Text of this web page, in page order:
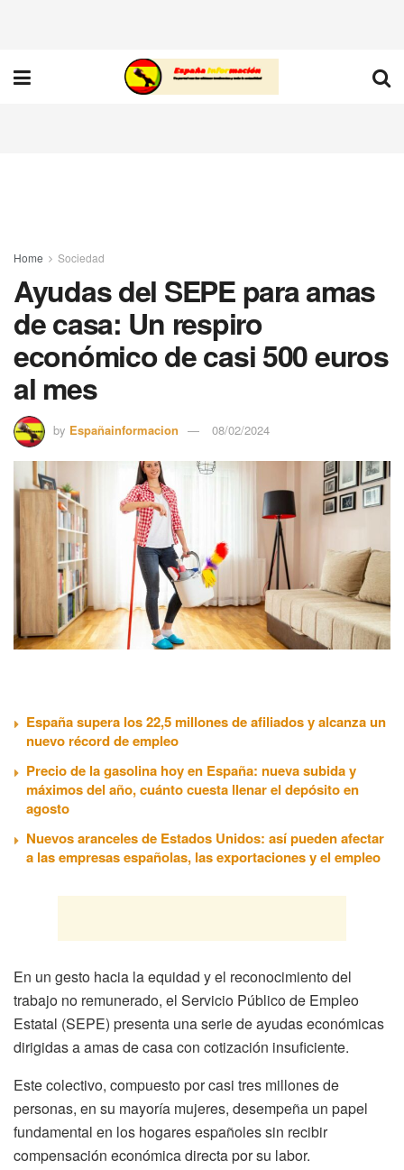
Home Sociedad
Ayudas del SEPE para amas
de casa: Un respiro
económico de casi 500 euros
al mes
by Españainformacion 08/02/2024
España supera los 22,5 millones de afiliados y alcanza un
nuevo récord de empleo
Precio de la gasolina hoy en España: nueva subida y
máximos del año, cuánto cuesta llenar el depósito en
agosto
Nuevos aranceles de Estados Unidos: así pueden afectar
a las empresas españolas, las exportaciones y el empleo
En un gesto hacia la equidad y el reconocimiento del
trabajo no remunerado, el Servicio Público de Empleo
Estatal (SEPE) presenta una serie de ayudas económicas
dirigidas a amas de casa con cotización insuficiente.
Este colectivo, compuesto por casi tres millones de
personas, en su mayoría mujeres, desempeña un papel
fundamental en los hogares españoles sin recibir
compensación económica directa por su labor.